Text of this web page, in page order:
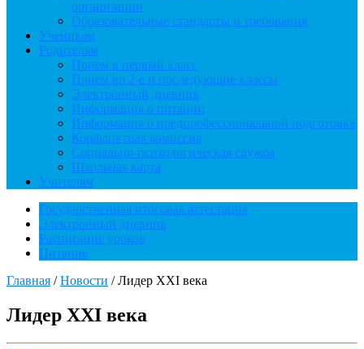
организации
Образовательные стандарты и требования
Ученикам
Родителям
Прием в первый класс
Прием во 2-е и последующие классы
Электронный дневник
Информация о питании
Информация о предпрофессиональной подготовке
Конфликтная комиссия
Социально-психологическая служба
Школьная карта
Учителям
Государственная итоговая аттестация
Электронный дневник
Расписание уроков
Питание
Главная /Новости /Лидер XXI века
Лидер XXI века